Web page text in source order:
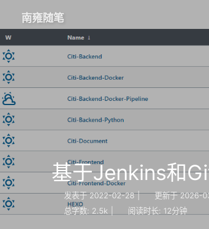
南雍随笔
基于Jenkins和
发表于 2022-02-28 | 更新于 2026-
总字数: 2.5k 阅读时长: 12分钟